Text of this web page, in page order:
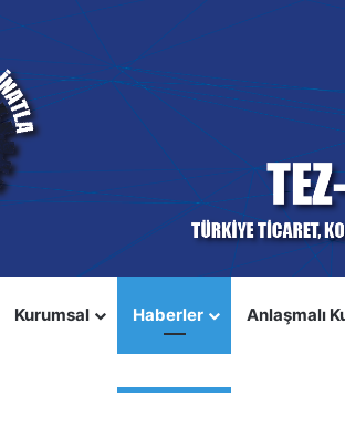
Kurumsal Haberler Anlaşmalı
Adnan Menderes Üniversitesi’nde Tis İmzalandı